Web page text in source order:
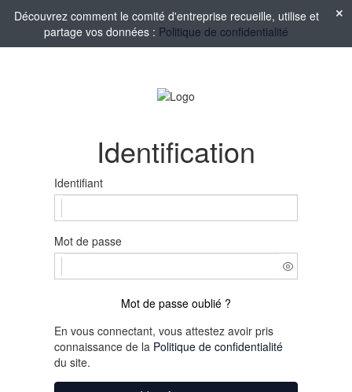
Découvrez comment le comité d'entreprise recueille, utilise et
partage vos données : Politique de confidentialité
Identification
Identifiant
Mot de passe
Mot de passe oublié ?
En vous connectant, vous attestez avoir pris
connaissance de la Politique de confidentialité
du site.